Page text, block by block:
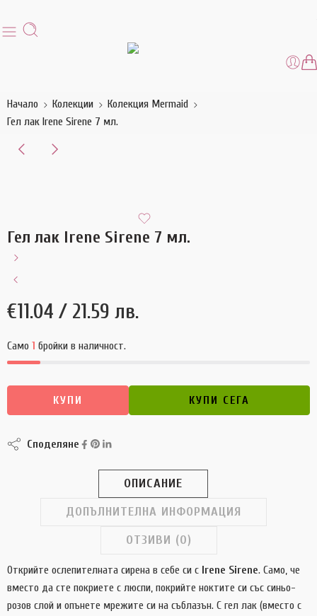
Начало Колекции
Колекция Mermaid
Гел лак Irene Sirene 7 мл.
Гел лак Irene Sirene 7 мл.
€11.04 / 21.59 лв.
Само 1 бройки в наличност.
КУПИ КУПИ СЕГА
Споделяне
ОПИСАНИЕ
ДОПЪЛНИТЕЛНА ИНФОРМАЦИЯ
ОТЗИВИ (0)
Открийте ослепителната сирена в себе си с Irene Sirene. Само, че
вместо да сте покриете с люспи, покрийте ноктите си със синьо-
розов слой и опънете мрежите си на съблазън. С гел лак (вместо с